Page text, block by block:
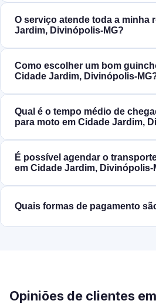
O serviço atende toda a minha
Jardim, Divinópolis‑MG?
Como escolher um bom
Cidade Jardim,
Qual é o tempo médio de
para moto em Cidade Jardim,
É possível agendar o
em Cidade Jardim,
Quais formas de pagamento
Opiniões de clientes